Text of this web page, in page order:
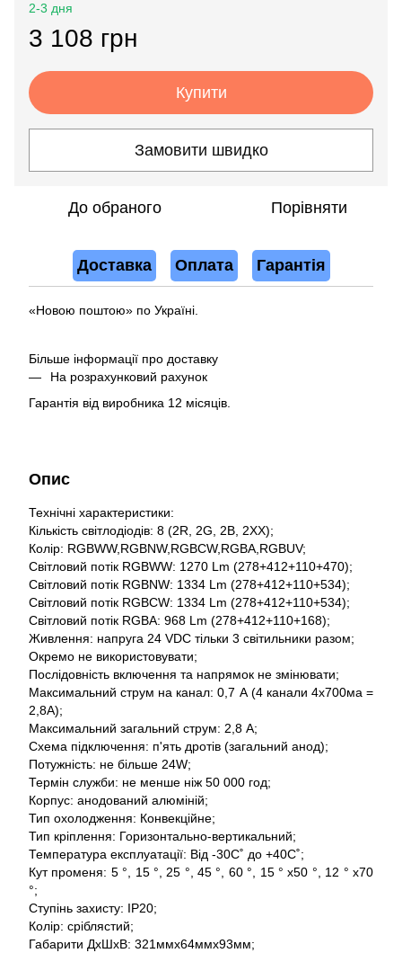
2-3 дня
3 108 грн
Купити
Замовити швидко
До обраного Порівняти
Доставка Оплата Гарантія
«Новою поштою» по Україні.
Більше інформації про доставку
На розрахунковий рахунок
Гарантія від виробника 12 місяців.
Опис
Технічні характеристики:
Кількість світлодіодів: 8 (2R, 2G, 2B, 2XX);
Колір: RGBWW,RGBNW,RGBCW,RGBA,RGBUV;
Світловий потік RGBWW: 1270 Lm (278+412+110+470);
Світловий потік RGBNW: 1334 Lm (278+412+110+534);
Світловий потік RGBCW: 1334 Lm (278+412+110+534);
Світловий потік RGBA: 968 Lm (278+412+110+168);
Живлення: напруга 24 VDC тільки 3 світильники разом;
Окремо не використовувати;
Послідовність включення та напрямок не змінювати;
Максимальний струм на канал: 0,7 А (4 канали 4x700ма =
2,8A);
Максимальний загальний струм: 2,8 А;
Схема підключення: п'ять дротів (загальний анод);
Потужність: не більше 24W;
Термін служби: не менше ніж 50 000 год;
Корпус: анодований алюміній;
Тип охолодження: Конвекційне;
Тип кріплення: Горизонтально-вертикальний;
Температура експлуатації: Від -30С˚ до +40С˚;
Кут променя: 5 °, 15 °, 25 °, 45 °, 60 °, 15 ° x50 °, 12 ° x70
°;
Ступінь захисту: IP20;
Колір: сріблястий;
Габарити ДхШхВ: 321ммх64ммх93мм;